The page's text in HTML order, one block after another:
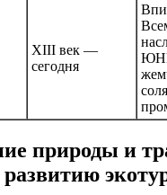
XIII век —
сегодня
природы и
развитию